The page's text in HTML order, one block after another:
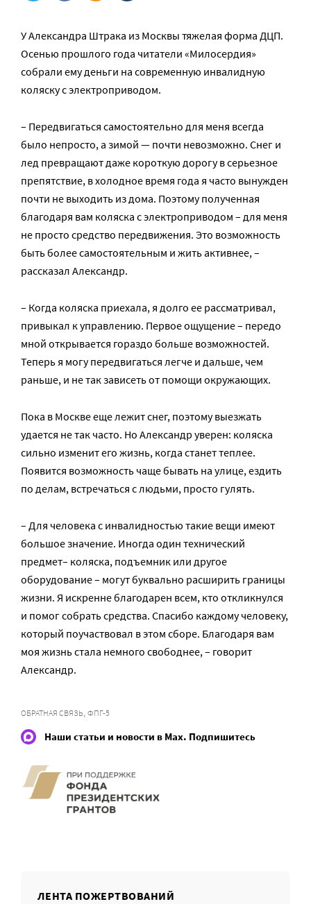
У Александра Штрака из Москвы тяжелая форма ДЦП.
Осенью прошлого года читатели «Милосердия»
собрали ему деньги на современную инвалидную
коляску с электроприводом.
– Передвигаться самостоятельно для меня всегда
было непросто, а зимой — почти невозможно. Снег и
лед превращают даже короткую дорогу в серьезное
препятствие, в холодное время года я часто вынужден
почти не выходить из дома. Поэтому полученная
благодаря вам коляска с электроприводом – для меня
не просто средство передвижения. Это возможность
быть более самостоятельным и жить активнее, –
рассказал Александр.
– Когда коляска приехала, я долго ее рассматривал,
привыкал к управлению. Первое ощущение – передо
мной открывается гораздо больше возможностей.
Теперь я могу передвигаться легче и дальше, чем
раньше, и не так зависеть от помощи окружающих.
Пока в Москве еще лежит снег, поэтому выезжать
удается не так часто. Но Александр уверен: коляска
сильно изменит его жизнь, когда станет теплее.
Появится возможность чаще бывать на улице, ездить
по делам, встречаться с людьми, просто гулять.
– Для человека с инвалидностью такие вещи имеют
большое значение. Иногда один технический
предмет– коляска, подъемник или другое
оборудование – могут буквально расширить границы
жизни. Я искренне благодарен всем, кто откликнулся
и помог собрать средства. Спасибо каждому человеку,
который поучаствовал в этом сборе. Благодаря вам
моя жизнь стала немного свободнее, – говорит
Александр.
ОБРАТНАЯ СВЯЗЬ ФПГ-5
Наши статьи и новости в Max. Подпишитесь
ЛЕНТА ПОЖЕРТВОВАНИЙ